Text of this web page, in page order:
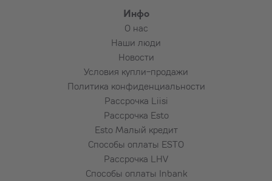
Инфо
О нас
Наши люди
Новости
Условия купли-продажи
Политика конфиденциальности
Рассрочка Liisi
Рассрочка Esto
Esto Малый кредит
Способы оплаты ESTO
Рассрочка LHV
Способы оплаты Inbank